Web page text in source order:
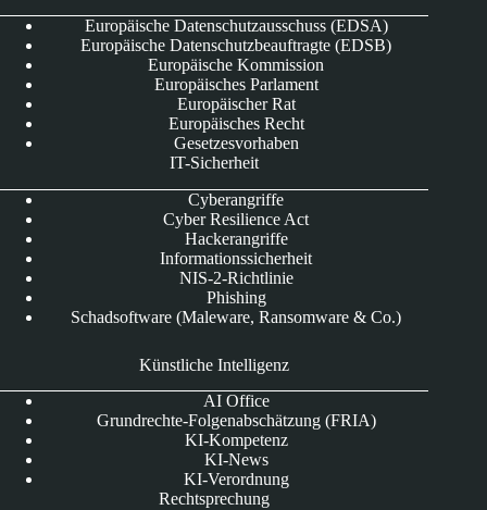
Europäische Datenschutzausschuss (EDSA)
Europäische Datenschutzbeauftragte (EDSB)
Europäische Kommission
Europäisches Parlament
Europäischer Rat
Europäisches Recht
Gesetzesvorhaben
IT-Sicherheit
Cyberangriffe
Cyber Resilience Act
Hackerangriffe
Informationssicherheit
NIS-2-Richtlinie
Phishing
Schadsoftware (Maleware, Ransomware & Co.)
Künstliche Intelligenz
AI Office
Grundrechte-Folgenabschätzung (FRIA)
KI-Kompetenz
KI-News
KI-Verordnung
Rechtsprechung